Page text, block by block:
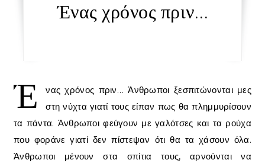
Ένας χρόνος πριν…
Έ
νας χρόνος πριν… Άνθρωποι ξεσπιτώνονται μες
στη νύχτα γιατί τους είπαν πως θα πλημμυρίσουν
τα πάντα. Άνθρωποι φεύγουν με γαλότσες και τα ρούχα
που φοράνε γιατί δεν πίστεψαν ότι θα τα χάσουν όλα.
Άνθρωποι μένουν στα σπίτια τους, αρνούνται να